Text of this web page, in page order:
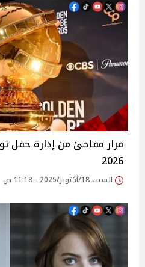
قرار مفاجئ من إدارة حفل
2026
السبت 18/أكتوبر/2025 - 11:18 ص